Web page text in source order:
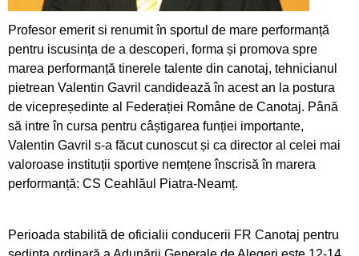
Pregătiri cu folos pentru Campionatul Mondial
din Franța
Obiectiv de medalii la ultimul concurs pe
ergometru
CS Ceahlăul este cu toate pânzele sus
Campionatul de Karate Traditional Fudokan
Medalii pentru CS Ceahlăul la Campionatele
Profesor emerit si renumit în sportul de mare performanță
pentru iscusința de a descoperi, forma și promova spre
marea performanță tinerele talente din canotaj, tehnicianul
pietrean Valentin Gavril candidează în acest an la postura
de vicepreședinte al Federației Române de Canotaj. Până
să intre în cursa pentru câștigarea funției importante,
Valentin Gavril s-a făcut cunoscut și ca director al celei mai
valoroase instituții sportive nemțene înscrisă în marera
performanță: CS Ceahlăul Piatra-Neamț.
Perioada stabilită de oficialii conducerii FR Canotaj pentru